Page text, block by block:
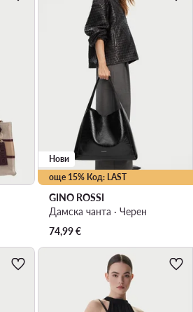
още 15% Код: LAST
Нови
GINO ROSSI
Дамска чанта · Черен
74,99€